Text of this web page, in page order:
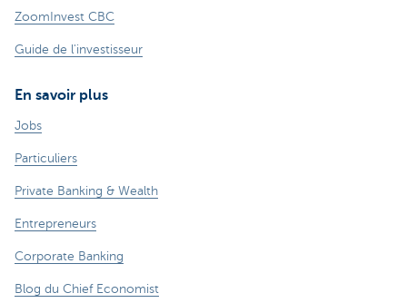
ZoomInvest CBC
Guide de l'investisseur
En savoir plus
Jobs
Particuliers
Private Banking & Wealth
Entrepreneurs
Corporate Banking
Blog du Chief Economist